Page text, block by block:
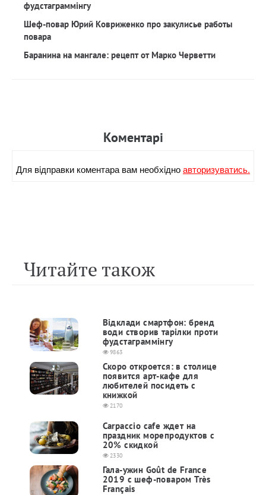
фудстаграммінгу
Шеф-повар Юрий Ковриженко про закулисье работы
повара
Баранина на мангале: рецепт от Марко Черветти
Коментарi
Для вiдправки коментара вам необхiдноавторизуватись.
Читайте також
Відклади смартфон: бренд
води створив тарілки проти
фудстаграммінгу
9863
Скоро откроется: в столице
появится арт-кафе для
любителей посидеть с
книжкой
2170
Carpaccio cafe ждет на
праздник морепродуктов с
20% скидкой
2330
Гала-ужин Goût de France
2019 с шеф-поваром Très
Français